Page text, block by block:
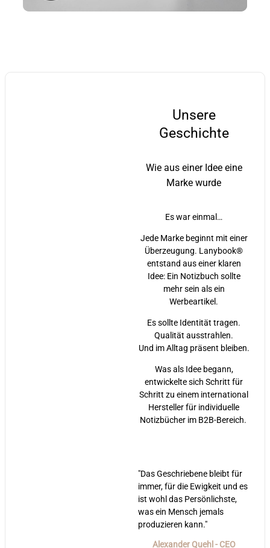
Unsere
Geschichte
Wie aus einer Idee eine
Marke wurde
Es war einmal…
Jede Marke beginnt mit einer
Überzeugung. Lanybook®
entstand aus einer klaren
Idee: Ein Notizbuch sollte
mehr sein als ein
Werbeartikel.
Es sollte Identität tragen.
Qualität ausstrahlen.
Und im Alltag präsent bleiben.
Was als Idee begann,
entwickelte sich Schritt für
Schritt zu einem international
Hersteller für individuelle
Notizbücher im B2B-Bereich.
"Das Geschriebene bleibt für
immer, für die Ewigkeit und es
ist wohl das Persönlichste,
was ein Mensch jemals
produzieren kann."
Alexander Quehl - CEO